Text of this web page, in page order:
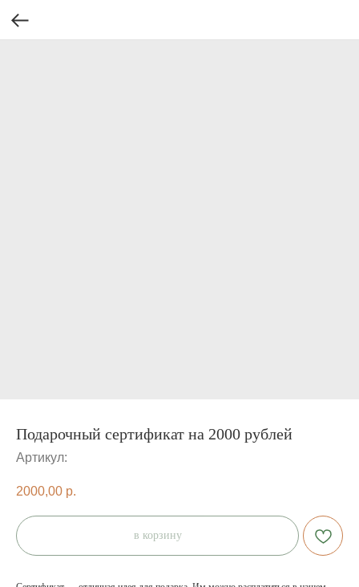
Подарочный сертификат на 2000 рублей
Артикул:
2000,00 р.
в корзину